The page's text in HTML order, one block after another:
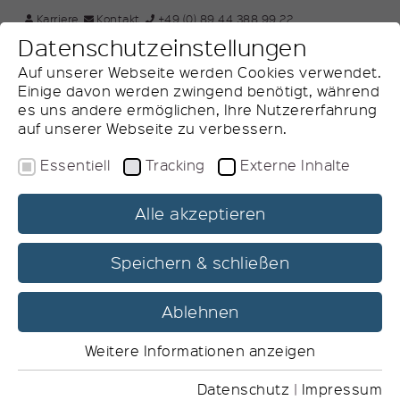
Karriere Kontakt
+49 (0) 89 44 388 99 22
EN
Process Mining
Optimale Transparenz und Optimierung Ihrer Geschäftsprozesse
×
Webseite durchsuchen
Datenschutzeinstellungen
Auf unserer Webseite werden Cookies verwendet.
Einige davon werden zwingend benötigt, während
es uns andere ermöglichen, Ihre Nutzererfahrung
auf unserer Webseite zu verbessern.
Essentiell
Tracking Externe Inhalte
Alle akzeptieren
Speichern & schließen
Ablehnen
Essentiell
Essentielle Cookies werden für grundlegende
Weitere Informationen anzeigen
Datenschutz | Impressum